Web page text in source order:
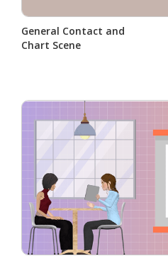
General Contact and
Chart Scene